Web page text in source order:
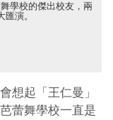
學校的傑出校友，兩
演。
想起「王仁曼」
蕾舞學校一直是